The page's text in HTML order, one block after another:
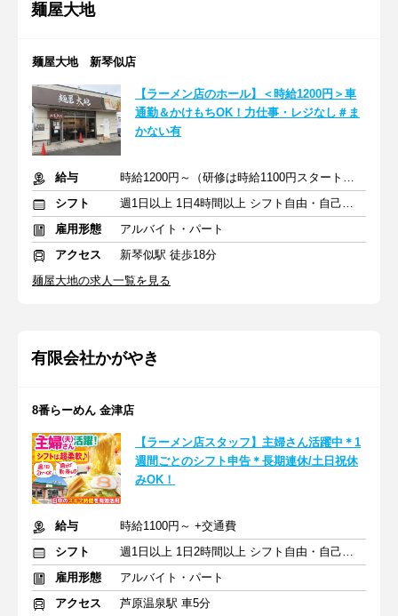
麺屋大地
麺屋大地 新琴似店
【ラーメン店のホール】＜時給1200円＞車
通勤＆かけもちOK！力仕事・レジなし＃ま
かない有
給与
時給1200円～（研修は時給1100円スタート）+交通費全額支給
シフト
週1日以上 1日4時間以上 シフト自由・自己申告
雇用形態
アルバイト・パート
アクセス
新琴似駅 徒歩18分
麺屋大地の求人一覧を見る
有限会社かがやき
8番らーめん 金津店
【ラーメン店スタッフ】主婦さん活躍中＊1
週間ごとのシフト申告＊長期連休/土日祝休
みOK！
給与
時給1100円～ +交通費
シフト
週1日以上 1日2時間以上 シフト自由・自己申告
雇用形態
アルバイト・パート
アクセス
芦原温泉駅 車5分